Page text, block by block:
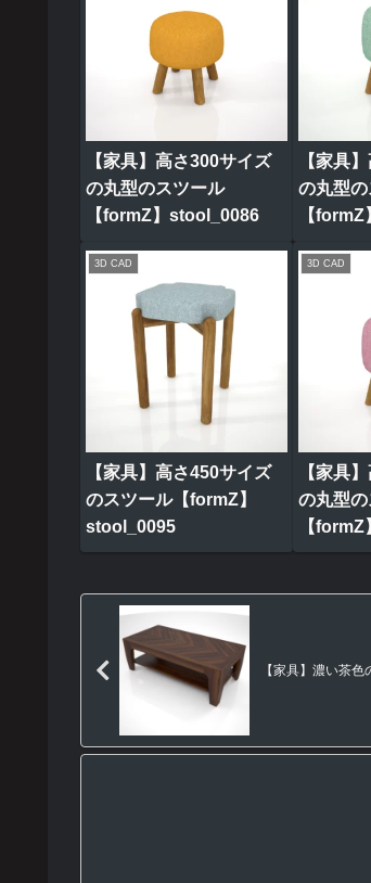
【家具】高さ300サイズ
の丸型のスツール
【formZ】stool_0086
【家具
の丸型
【
3D CAD
【家具】高さ450サイズ
のスツール【formZ】
stool_0095
3D CAD
【家具
の丸型
【
【家具】濃い茶